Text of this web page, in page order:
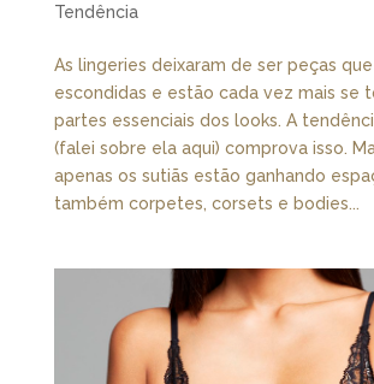
Tendência
As lingeries deixaram de ser peças
escondidas e estão cada vez mais se
partes essenciais dos looks. A
(falei sobre ela aqui) comprova isso.
apenas os sutiãs estão ganhando
também corpetes, corsets e bodies...